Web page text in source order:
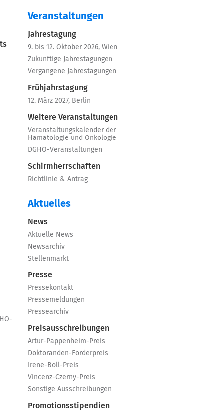
Veranstaltungen
Jahrestagung
9. bis 12. Oktober 2026, Wien
Zukünftige Jahrestagungen
Vergangene Jahrestagungen
Frühjahrstagung
12. März 2027, Berlin
Weitere Veranstaltungen
Veranstaltungskalender der
Hämatologie und Onkologie
DGHO-Veranstaltungen
Schirmherrschaften
Richtlinie & Antrag
Aktuelles
News
Aktuelle News
Newsarchiv
Stellenmarkt
Presse
Pressekontakt
Pressemeldungen
Pressearchiv
Preisausschreibungen
Artur-Pappenheim-Preis
Doktoranden-Förderpreis
Irene-Boll-Preis
Vincenz-Czerny-Preis
Sonstige Ausschreibungen
Promotionsstipendien